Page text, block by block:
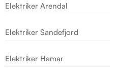
Elektriker Arendal
Elektriker Sandefjord
Elektriker Hamar